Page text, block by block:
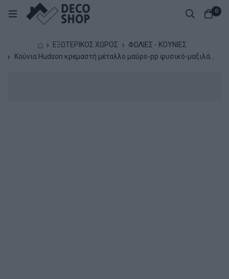
0
⌂ ΕΞΩΤΕΡΙΚΟΣ ΧΩΡΟΣ
ΦΩΛΙΕΣ - ΚΟΥΝΙΕΣ
Κούνια Hudson κρεμαστή μέταλλο μαύρο-pp φυσικό-μαξιλάρι